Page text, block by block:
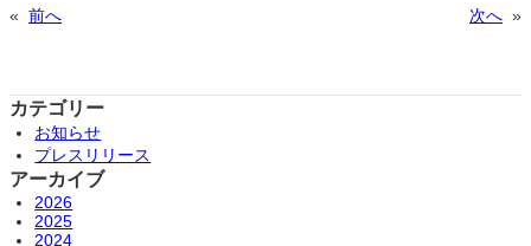
« 前へ 次へ »
カテゴリー
お知らせ
プレスリリース
アーカイブ
2026
2025
2024